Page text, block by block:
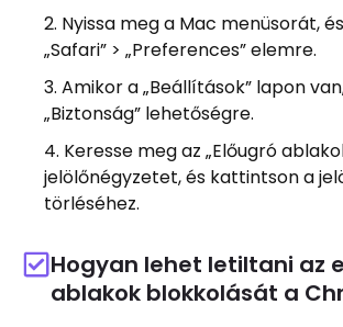
Nyissa meg a Mac menüsorát,
„Safari” > „Preferences” elemre.
Amikor a „Beállítások” lapon
„Biztonság” lehetőségre.
Keresse meg az „Előugró
jelölőnégyzetet, és kattintson a
törléséhez.
Hogyan lehet letiltani az
ablakok blokkolását a